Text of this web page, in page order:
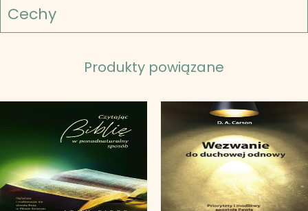
Cechy
Produkty powiązane